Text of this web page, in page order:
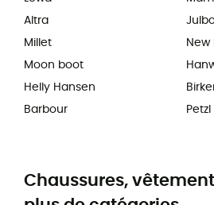
Altra
Millet
Moon boot
Helly Hansen
Barbour
Petzl
Chaussures,